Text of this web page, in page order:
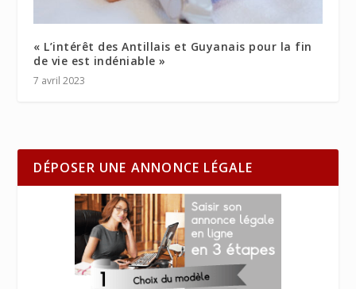
« L’intérêt des Antillais et Guyanais pour la fin
de vie est indéniable »
7 avril 2023
DÉPOSER UNE ANNONCE LÉGALE